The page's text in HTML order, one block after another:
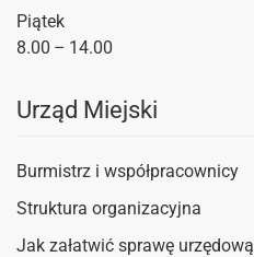
Piątek
8.00 – 14.00
Urząd Miejski
Burmistrz i współpracownicy
Struktura organizacyjna
Jak załatwić sprawę urzędową